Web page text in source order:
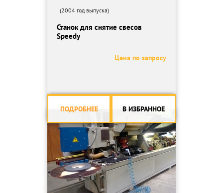
(2004 год выпуска)
Станок для снятие свесов
Speedy
Цена по запросу
ПОДРОБНЕЕ В ИЗБРАННОЕ